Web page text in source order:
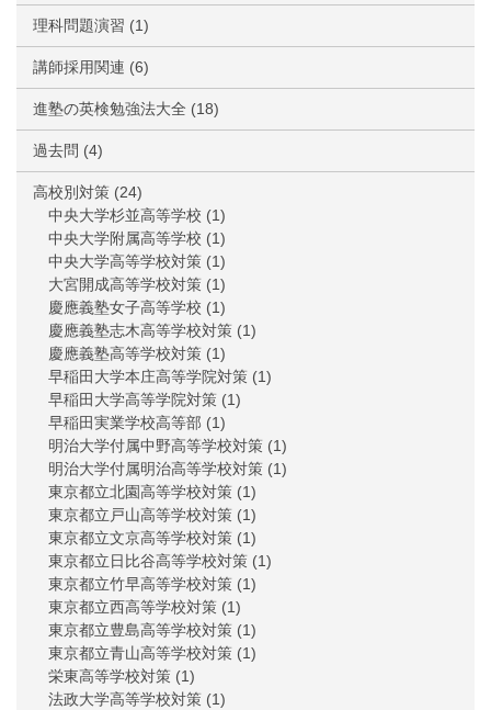
理科問題演習 (1)
講師採用関連 (6)
進塾の英検勉強法大全 (18)
過去問 (4)
高校別対策 (24)
中央大学杉並高等学校 (1)
中央大学附属高等学校 (1)
中央大学高等学校対策 (1)
大宮開成高等学校対策 (1)
慶應義塾女子高等学校 (1)
慶應義塾志木高等学校対策 (1)
慶應義塾高等学校対策 (1)
早稲田大学本庄高等学院対策 (1)
早稲田大学高等学院対策 (1)
早稲田実業学校高等部 (1)
明治大学付属中野高等学校対策 (1)
明治大学付属明治高等学校対策 (1)
東京都立北園高等学校対策 (1)
東京都立戸山高等学校対策 (1)
東京都立文京高等学校対策 (1)
東京都立日比谷高等学校対策 (1)
東京都立竹早高等学校対策 (1)
東京都立西高等学校対策 (1)
東京都立豊島高等学校対策 (1)
東京都立青山高等学校対策 (1)
栄東高等学校対策 (1)
法政大学高等学校対策 (1)